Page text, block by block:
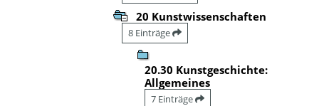
20 Kunstwissenschaften
8 Einträge
20.30 Kunstgeschichte:
Allgemeines
7 Einträge